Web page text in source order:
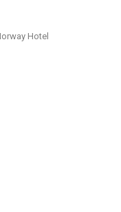
Hotel